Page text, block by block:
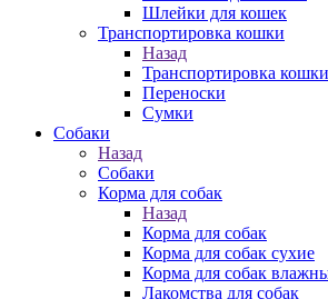
Шлейки для кошек
Транспортировка кошки
Назад
Транспортировка кошки
Переноски
Сумки
Собаки
Назад
Собаки
Корма для собак
Назад
Корма для собак
Корма для собак сухие
Корма для собак
Лакомства для собак